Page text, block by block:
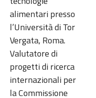
alimentari presso
l’Università di Tor
Vergata, Roma.
Valutatore di
progetti di ricerca
internazionali per
la Commissione